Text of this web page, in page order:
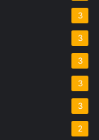
3
3
3
3
3
2